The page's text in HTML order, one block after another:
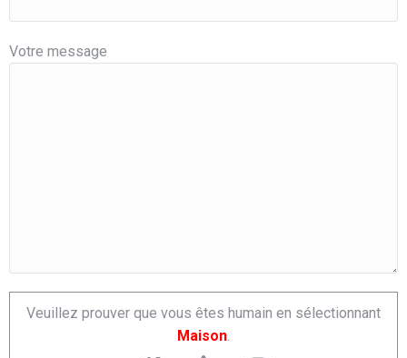
Votre message
Veuillez prouver que vous êtes humain en sélectionnant
Maison.